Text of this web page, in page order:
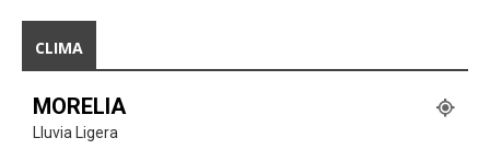
CLIMA
MORELIA
Lluvia Ligera